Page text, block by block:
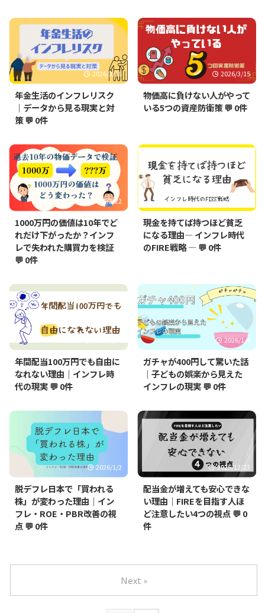
2026/3/16
年金生活のインフレリスク
｜データから見る現実と対
策💬 0件
2026/3/15
物価高に負けない人がやって
いる5つの資産防衛策💬 0件
2026/2/22
1000万円の価値は10年でど
れだけ下がったか？インフ
レで失われた購買力を検証
💬 0件
2026/1/26
現金を持てば持つほど貧乏
になる理由― インフレ時代
のFIRE戦略 ―💬 0件
年間配当100万円でも自由に
なれない理由｜インフレ時
代の現実💬 0件
2026/1/4
ガチャが400円して驚いた話
｜子どもの娯楽から見えた
インフレの現実💬 0件
2026/1/2
脱デフレ日本で「買われる
株」が変わった理由｜イン
フレ・ROE・PBR改善の視
点 💬 0件
2025/12/23
配当金が増えても安心できな
い理由｜FIREを目指す人ほ
ど注意したい4つの視点 💬 0
件
Next »